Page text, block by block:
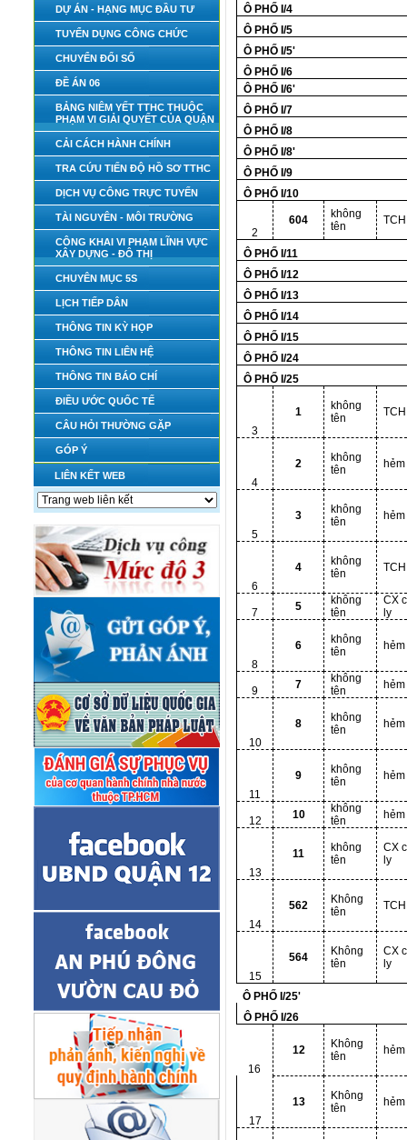
DỰ ÁN - HẠNG MỤC ĐẦU TƯ
TUYỂN DỤNG CÔNG CHỨC
CHUYỂN ĐỔI SỐ
ĐỀ ÁN 06
BẢNG NIÊM YẾT TTHC THUỘC
PHẠM VI GIẢI QUYẾT CỦA QUẬN
CẢI CÁCH HÀNH CHÍNH
TRA CỨU TIẾN ĐỘ HỒ SƠ TTHC
DỊCH VỤ CÔNG TRỰC TUYẾN
TÀI NGUYÊN - MÔI TRƯỜNG
CÔNG KHAI VI PHẠM LĨNH VỰC
XÂY DỰNG - ĐÔ THỊ
CHUYÊN MỤC 5S
LỊCH TIẾP DÂN
THÔNG TIN KỲ HỌP
THÔNG TIN LIÊN HỆ
THÔNG TIN BÁO CHÍ
ĐIỀU ƯỚC QUỐC TẾ
CÂU HỎI THƯỜNG GẶP
GÓP Ý
LIÊN KẾT WEB
Ô PHỐ I/4
Ô PHỐ I/5
Ô PHỐ I/5'
Ô PHỐ I/6
Ô PHỐ I/6'
Ô PHỐ I/7
Ô PHỐ I/8
Ô PHỐ I/8'
Ô PHỐ I/9
Ô PHỐ I/10
2
604
không
tên
Ô PHỐ I/11
Ô PHỐ I/12
Ô PHỐ I/13
Ô PHỐ I/14
Ô PHỐ I/15
Ô PHỐ I/24
Ô PHỐ I/25
3
1
không
tên
4
2
không
tên
5
3
không
tên
6
4
không
tên
7 5
không
tên
CX
ly
8
6
không
tên
9 7
không
tên
10
8
không
tên
11
9
không
tên
12 10
không
tên
13
11
không
tên
CX
ly
14
562
Không
tên
15
564
Không
tên
CX
ly
Ô PHỐ I/25'
Ô PHỐ I/26
16
12
Không
tên
17
13
Không
tên